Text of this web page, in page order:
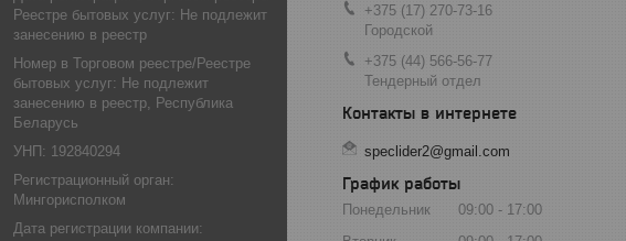
Реестре бытовых услуг: Не подлежит
занесению в реестр
Номер в Торговом реестре/Реестре
бытовых услуг: Не подлежит
занесению в реестр, Республика
Беларусь
УНП: 192840294
Регистрационный орган:
Мингорисполком
Дата регистрации компании:
+375 (17) 270-73-16
Городской
+375 (44) 566-56-77
Тендерный отдел
speclider2@gmail.com
График работы
Понедельник 09:00
17:00